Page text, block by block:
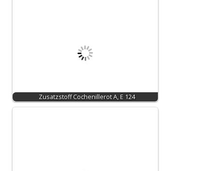
Zusatzstoff Cochenillerot A, E 124